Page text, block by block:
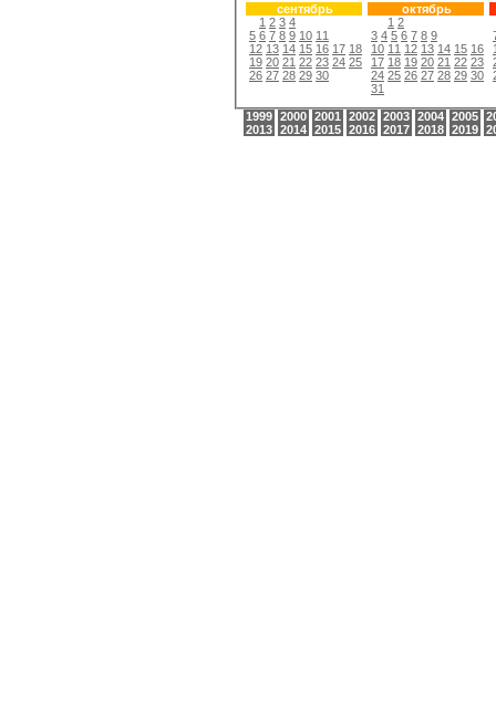
сентябрь
1 2 3 4
5 6 7 8 9 10 11
12 13 14 15 16 17 18
19 20 21 22 23 24 25
26 27 28 29 30
октябрь
1 2
3 4 5 6 7 8 9
10 11 12 13 14 15 16
17 18 19 20 21 22 23
24 25 26 27 28 29 30
31
1999 2000 2001 2002 2003 2004 2005
2013 2014 2015 2016 2017 2018 2019